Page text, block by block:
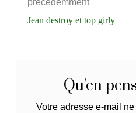
Jean destroy et top girly
Qu'en
Votre adresse e-mail